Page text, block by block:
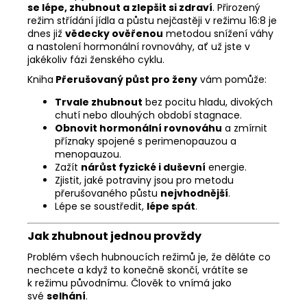
se lépe, zhubnout a zlepšit si zdraví. Přirozený
režim střídání jídla a půstu nejčastěji v režimu 16:8 je
dnes již vědecky ověřenou metodou snížení váhy
a nastolení hormonální rovnováhy, ať už jste v
jakékoliv fázi ženského cyklu.
Kniha Přerušovaný půst pro ženy vám pomůže:
Trvale zhubnout bez pocitu hladu, divokých
chutí nebo dlouhých období stagnace.
Obnovit hormonální rovnováhu a zmírnit
příznaky spojené s perimenopauzou a
menopauzou.
Zažít nárůst fyzické i duševní energie.
Zjistit, jaké potraviny jsou pro metodu
přerušovaného půstu nejvhodnější.
Lépe se soustředit, lépe spát.
Jak zhubnout jednou provždy
Problém všech hubnoucích režimů je, že děláte co
nechcete a když to konečně skončí, vrátíte se
k režimu původnímu. Člověk to vnímá jako
své selhání.